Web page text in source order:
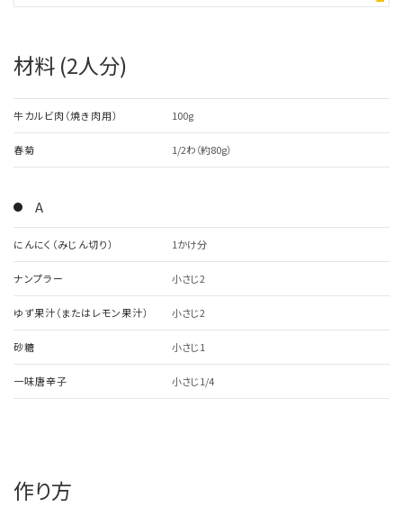
材料 (2人分)
牛カルビ肉（焼き肉用） 100g
春菊 1/2わ（約80g）
A
にんにく（みじん切り） 1かけ分
ナンプラー 小さじ2
ゆず果汁（またはレモン果汁） 小さじ2
砂糖 小さじ1
一味唐辛子 小さじ1/4
作り方